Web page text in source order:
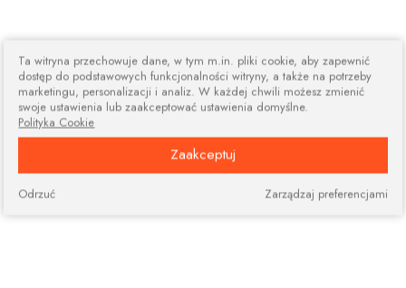
Ta witryna przechowuje dane, w tym m.in. pliki cookie, aby zapewnić
dostęp do podstawowych funkcjonalności witryny, a także na potrzeby
marketingu, personalizacji i analiz. W każdej chwili możesz zmienić
swoje ustawienia lub zaakceptować ustawienia domyślne.
Polityka Cookie
Zaakceptuj
Zarządzaj preferencjami
Odrzuć